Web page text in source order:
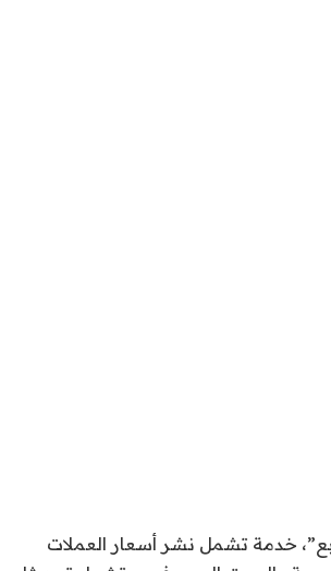
خدمة تشمل نشر أسعار العملات